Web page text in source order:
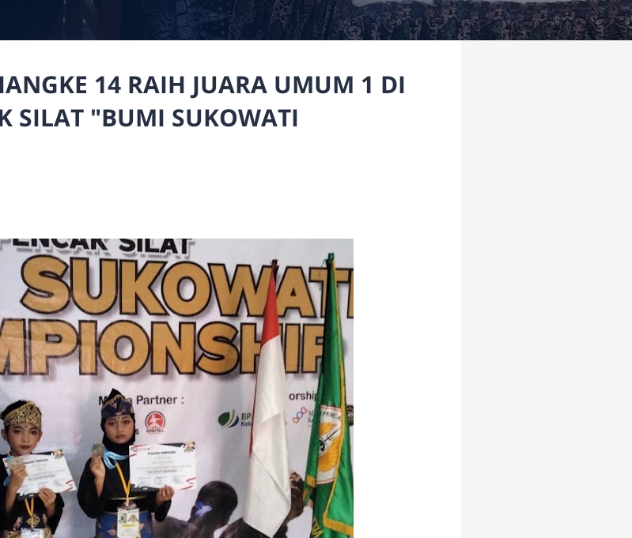
14 RAIH JUARA UMUM 1 DI
SILAT "BUMI SUKOWATI